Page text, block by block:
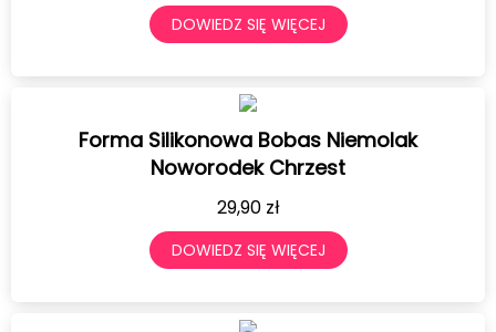
DOWIEDZ SIĘ WIĘCEJ
Forma Silikonowa Bobas Niemolak
Noworodek Chrzest
29,90 zł
DOWIEDZ SIĘ WIĘCEJ